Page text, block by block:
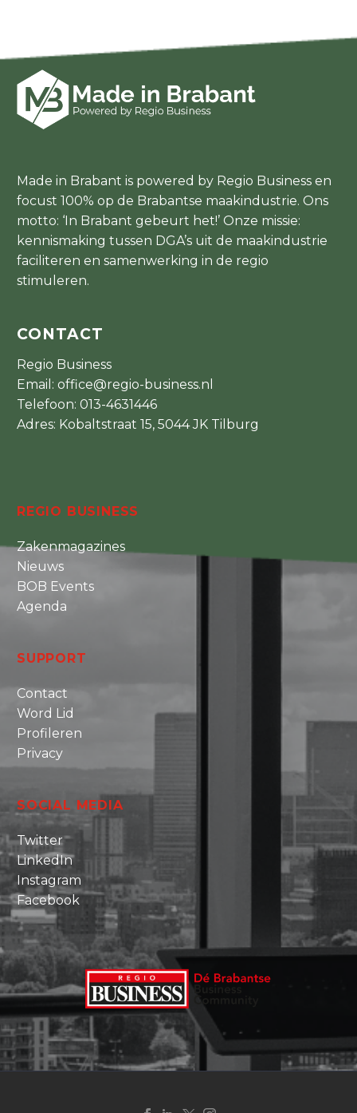
Made in Brabant is powered by Regio Business en
focust 100% op de Brabantse maakindustrie. Ons
motto: ‘In Brabant gebeurt het!’ Onze missie:
kennismaking tussen DGA’s uit de maakindustrie
faciliteren en samenwerking in de regio
stimuleren.
CONTACT
Regio Business
Email: office@regio-business.nl
Telefoon: 013-4631446
Adres: Kobaltstraat 15, 5044 JK Tilburg
REGIO BUSINESS
Zakenmagazines
Nieuws
BOB Events
Agenda
SUPPORT
Contact
Word Lid
Profileren
Privacy
SOCIAL MEDIA
Twitter
LinkedIn
Instagram
Facebook